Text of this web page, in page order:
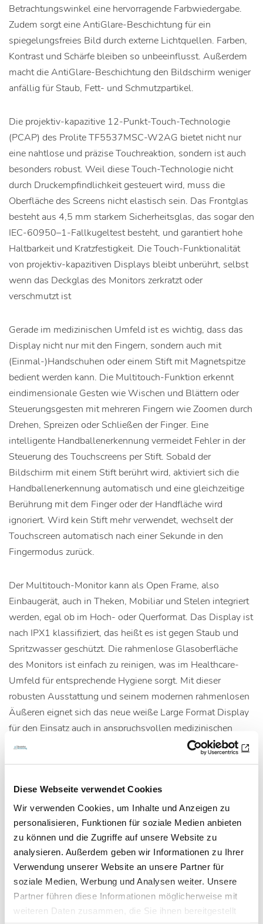
Diese Webseite verwendet Cookies
Wir verwenden Cookies, um Inhalte und Anzeigen zu
personalisieren, Funktionen für soziale Medien anbieten
zu können und die Zugriffe auf unsere Website zu
analysieren. Außerdem geben wir Informationen zu Ihrer
Verwendung unserer Website an unsere Partner für
soziale Medien, Werbung und Analysen weiter. Unsere
Partner führen diese Informationen möglicherweise mit
weiteren Daten zusammen, die Sie ihnen bereitgestellt
Betrachtungswinkel eine hervorragende Farbwiedergabe.
Zudem sorgt eine AntiGlare-Beschichtung für ein
spiegelungsfreies Bild durch externe Lichtquellen. Farben,
Kontrast und Schärfe bleiben so unbeeinflusst. Außerdem
macht die AntiGlare-Beschichtung den Bildschirm weniger
anfällig für Staub, Fett- und Schmutzpartikel.
Die projektiv-kapazitive 12-Punkt-Touch-Technologie
(PCAP) des Prolite TF5537MSC-W2AG bietet nicht nur
eine nahtlose und präzise Touchreaktion, sondern ist auch
besonders robust. Weil diese Touch-Technologie nicht
durch Druckempfindlichkeit gesteuert wird, muss die
Oberfläche des Screens nicht elastisch sein. Das Frontglas
besteht aus 4,5 mm starkem Sicherheitsglas, das sogar den
IEC-60950–1-Fallkugeltest besteht, und garantiert hohe
Haltbarkeit und Kratzfestigkeit. Die Touch-Funktionalität
von projektiv-kapazitiven Displays bleibt unberührt, selbst
wenn das Deckglas des Monitors zerkratzt oder
verschmutzt ist
Gerade im medizinischen Umfeld ist es wichtig, dass das
Display nicht nur mit den Fingern, sondern auch mit
(Einmal-)Handschuhen oder einem Stift mit Magnetspitze
bedient werden kann. Die Multitouch-Funktion erkennt
eindimensionale Gesten wie Wischen und Blättern oder
Steuerungsgesten mit mehreren Fingern wie Zoomen durch
Drehen, Spreizen oder Schließen der Finger. Eine
intelligente Handballenerkennung vermeidet Fehler in der
Steuerung des Touchscreens per Stift. Sobald der
Bildschirm mit einem Stift berührt wird, aktiviert sich die
Handballenerkennung automatisch und eine gleichzeitige
Berührung mit dem Finger oder der Handfläche wird
ignoriert. Wird kein Stift mehr verwendet, wechselt der
Touchscreen automatisch nach einer Sekunde in den
Fingermodus zurück.
Der Multitouch-Monitor kann als Open Frame, also
Einbaugerät, auch in Theken, Mobiliar und Stelen integriert
werden, egal ob im Hoch- oder Querformat. Das Display ist
nach IPX1 klassifiziert, das heißt es ist gegen Staub und
Spritzwasser geschützt. Die rahmenlose Glasoberfläche
des Monitors ist einfach zu reinigen, was im Healthcare-
Umfeld für entsprechende Hygiene sorgt. Mit dieser
robusten Ausstattung und seinem modernen rahmenlosen
Äußeren eignet sich das neue weiße Large Format Display
für den Einsatz auch in anspruchsvollen medizinischen
Umgebungen sowie im öffentlichen Raum.
Entnommen aus MTA Dialog 7/2016
Artikel teilen